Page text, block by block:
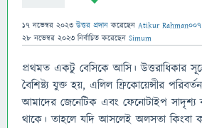
17 নভেম্বর 2023 উত্তর প্রদান করেছেন Atikur Rahman007
28 নভেম্বর 2023 নির্বাচিত করেছেন Simum
প্রথমত একটু বেসিকে আসি। উত্তরাধিকার
বৈশিষ্ট্য যুক্ত হয়, এলিল ফ্রিকোয়েন্সীর
আমাদের জেনেটিক এবং ফেনোটাইপ সাদৃশ্য
থাকে। তাহলে যদি আসলেই অলসতা কিংবা